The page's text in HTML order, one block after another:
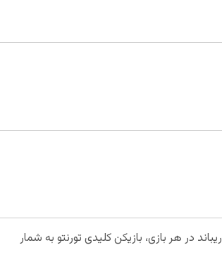
پاسکا سیاکام به طور میانگین در هر 34.5 دقیقه بازی، 23.1 امتیاز کسب کرده و با 3.5 پاس و 7.4 ریباند در هر بازی، بازیکن کلیدی تورنتو به شمار